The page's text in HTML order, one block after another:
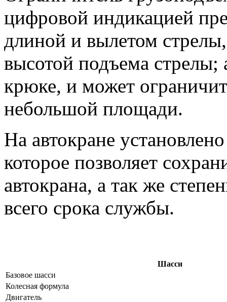
цифровой индикацией
длиной и вылетом
высотой подъема стрелы;
крюке, и может
небольшой площади.
На автокране
которое позволяет
автокрана, а так же
всего срока службы.
Шасси
Базовое шасси
Колесная формула
Двигатель